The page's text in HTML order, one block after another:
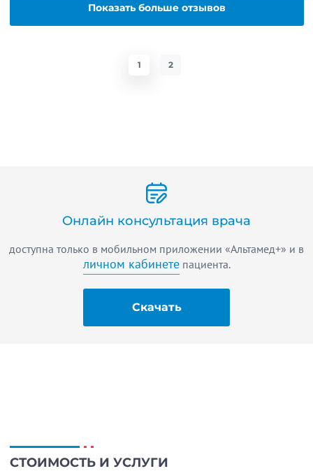
Показать больше отзывов
1 2
Онлайн консультация врача
доступна только в мобильном приложении «Альтамед+» и в
личном кабинетепациента.
Скачать
СТОИМОСТЬ И УСЛУГИ